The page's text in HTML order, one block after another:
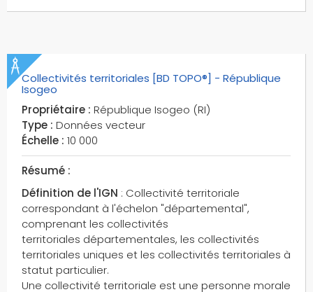
référencements linéaires d'événements
régions
république isogeo
réseaux cyclables
réseaux de lignes électriques
réseaux hydrographiques
réserves naturelles
réservoirs
réservoirs d'eau
réservoirs industriels
résurgences
salles de danse et de jeu
Collectivités territoriales [BD TOPO®] - République
Isogeo
Propriétaire : République Isogeo (RI)
Type : Données vecteur
Échelle : 10 000
Résumé :
Définition de l'IGN : Collectivité territoriale
correspondant à l'échelon "départemental",
comprenant les collectivités
territoriales départementales, les collectivités
territoriales uniques et les collectivités territoriales à
statut particulier.
Une collectivité territoriale est une personne morale